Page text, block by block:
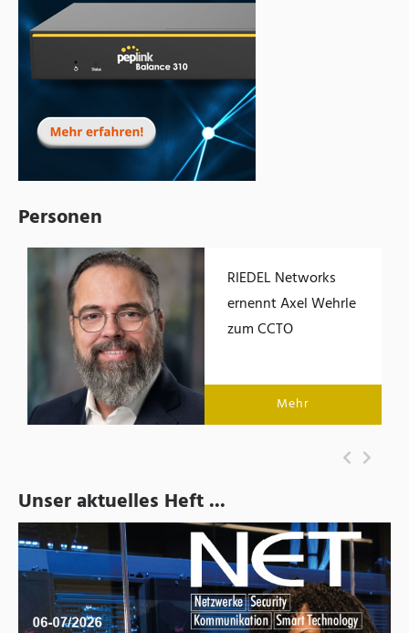
Personen
RIEDEL Networks
ernennt Axel Wehrle
zum CCTO
Mehr
Unser aktuelles Heft ...